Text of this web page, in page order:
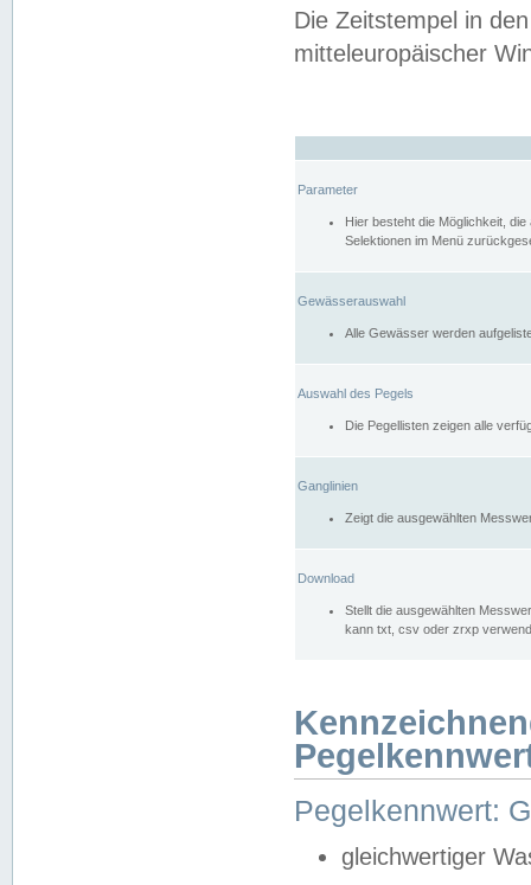
Die Zeitstempel in
mitteleuropäischer
Parameter
Hier besteht die Möglichkeit,
Selektionen im Menü
Gewässerauswahl
Alle Gewässer werden
Auswahl des Pegels
Die Pegellisten zeigen alle
Ganglinien
Zeigt die ausgewählten
Download
Stellt die ausgewählten
kann txt, csv oder zrxp
Pegelkennwert:
gleichwertiger